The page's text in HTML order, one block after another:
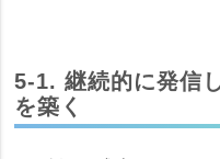
5-1. 継続的に発信
を築く